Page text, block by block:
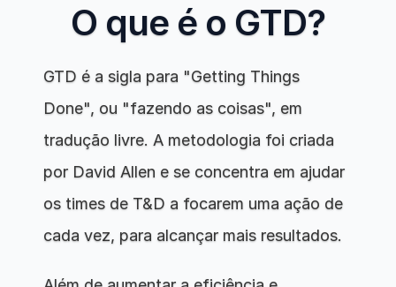
O que é o GTD?
GTD é a sigla para "Getting Things
Done", ou "fazendo as coisas", em
tradução livre. A metodologia foi criada
por David Allen e se concentra em ajudar
os times de T&D a focarem uma ação de
cada vez, para alcançar mais resultados.